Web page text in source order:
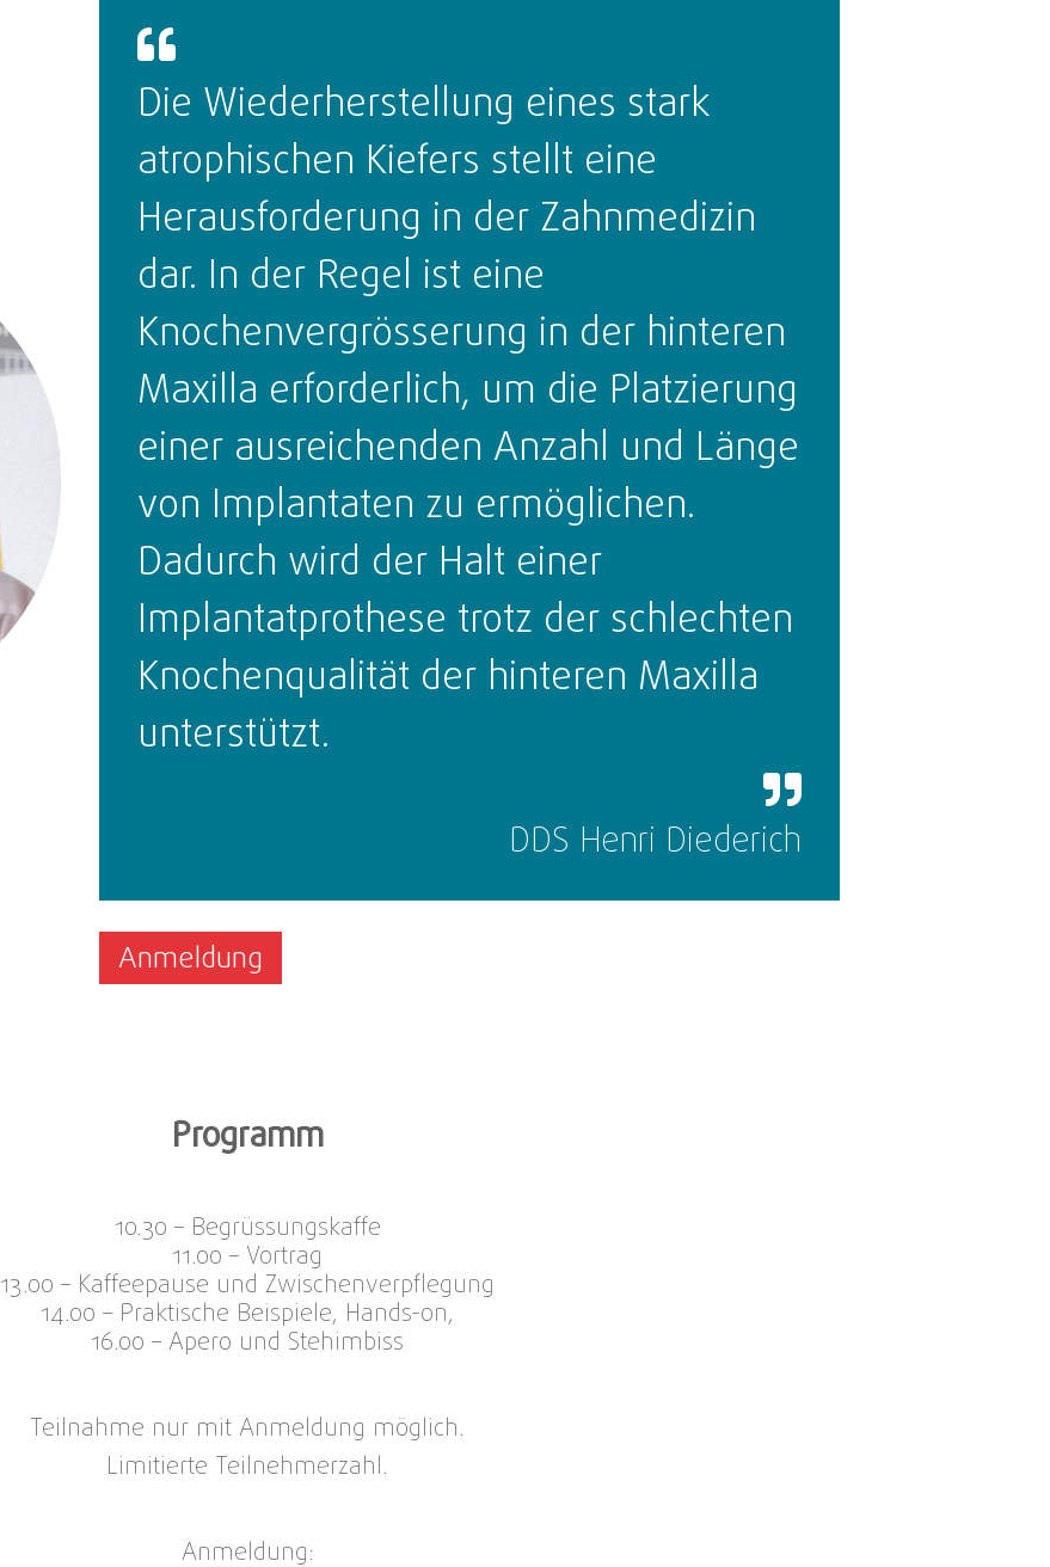
Die Wiederherstellung eines stark
atrophischen Kiefers stellt eine
Herausforderung in der Zahnmedizin
dar. In der Regel ist eine
Knochenvergrösserung in der hinteren
Maxilla erforderlich, um die Platzierung
einer ausreichenden Anzahl und Länge
von Implantaten zu ermöglichen.
Dadurch wird der Halt einer
Implantatprothese trotz der schlechten
Knochenqualität der hinteren Maxilla
unterstützt.
DDS Henri Diederich
Anmeldung
Programm
10.30 – Begrüssungskaffe
11.00 – Vortrag
13.00 – Kaffeepause und Zwischenverpflegung
14.00 – Praktische Beispiele, Hands-on,
16.00 – Apero und Stehimbiss
Teilnahme nur mit Anmeldung möglich.
Limitierte Teilnehmerzahl.
Anmeldung: